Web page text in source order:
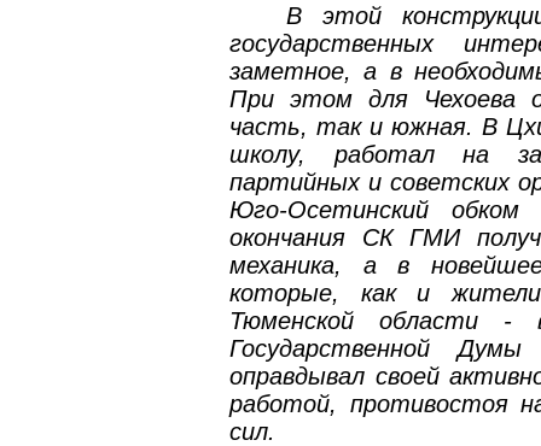
В этой
государственных
заметное, а в
При этом для Чехоева
часть, так и южная. В
школу, работал на
партийных и советских
Юго-Осетинский обком
окончания СК ГМИ
механика, а в
которые, как и жители
Тюменской области -
Государственной
оправдывал своей
работой, противостоя
сил.